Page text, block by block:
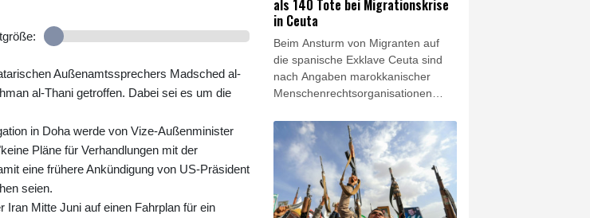
Außenamtssprechers Madsched al-
al-Thani getroffen. Dabei sei es um die
in Doha werde von Vize-Außenminister
Pläne für Verhandlungen mit der
eine frühere Ankündigung von US-Präsident
seien.
Iran Mitte Juni auf einen Fahrplan für ein
worden.
als 140 Tote bei Migrationskrise
in Ceuta
Beim Ansturm von Migranten auf
die spanische Exklave Ceuta sind
nach Angaben marokkanischer
Menschenrechtsorganisationen
gekommen. Die
Menschenrechtsgruppe AMDH und
eine Vereinigung in Europa
ansässiger marokkanischer
Organisationen sprachen am
Freitag von mindestens 141 Toten.